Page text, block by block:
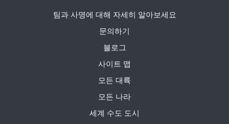
팀과 사명에 대해 자세히 알아보세요
문의하기
블로그
사이트 맵
모든 대륙
모든 나라
세계 수도 도시